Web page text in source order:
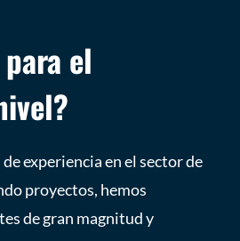
el
experiencia en el sector de
proyectos, hemos
de gran magnitud y